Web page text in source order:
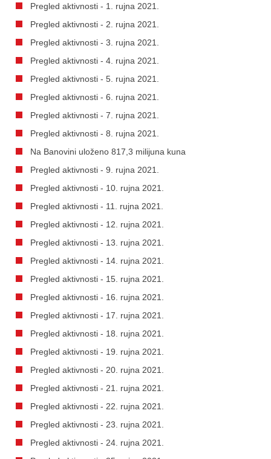
Pregled aktivnosti - 1. rujna 2021.
Pregled aktivnosti - 2. rujna 2021.
Pregled aktivnosti - 3. rujna 2021.
Pregled aktivnosti - 4. rujna 2021.
Pregled aktivnosti - 5. rujna 2021.
Pregled aktivnosti - 6. rujna 2021.
Pregled aktivnosti - 7. rujna 2021.
Pregled aktivnosti - 8. rujna 2021.
Na Banovini uloženo 817,3 milijuna kuna
Pregled aktivnosti - 9. rujna 2021.
Pregled aktivnosti - 10. rujna 2021.
Pregled aktivnosti - 11. rujna 2021.
Pregled aktivnosti - 12. rujna 2021.
Pregled aktivnosti - 13. rujna 2021.
Pregled aktivnosti - 14. rujna 2021.
Pregled aktivnosti - 15. rujna 2021.
Pregled aktivnosti - 16. rujna 2021.
Pregled aktivnosti - 17. rujna 2021.
Pregled aktivnosti - 18. rujna 2021.
Pregled aktivnosti - 19. rujna 2021.
Pregled aktivnosti - 20. rujna 2021.
Pregled aktivnosti - 21. rujna 2021.
Pregled aktivnosti - 22. rujna 2021.
Pregled aktivnosti - 23. rujna 2021.
Pregled aktivnosti - 24. rujna 2021.